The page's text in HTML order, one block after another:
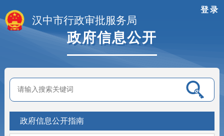
登录
汉中市行政审批服务局
政府信息公开
政府信息公开指南